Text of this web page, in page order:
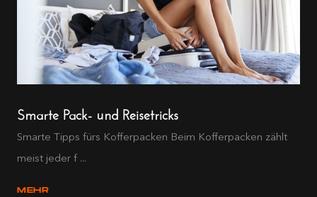
Smarte Pack- und Reisetricks
Smarte Tipps fürs Kofferpacken Beim Kofferpacken zählt
meist jeder f ...
MEHR